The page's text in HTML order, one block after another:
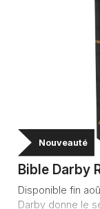
Nouveauté
Bible Darby
Disponible fin
Darby donne le